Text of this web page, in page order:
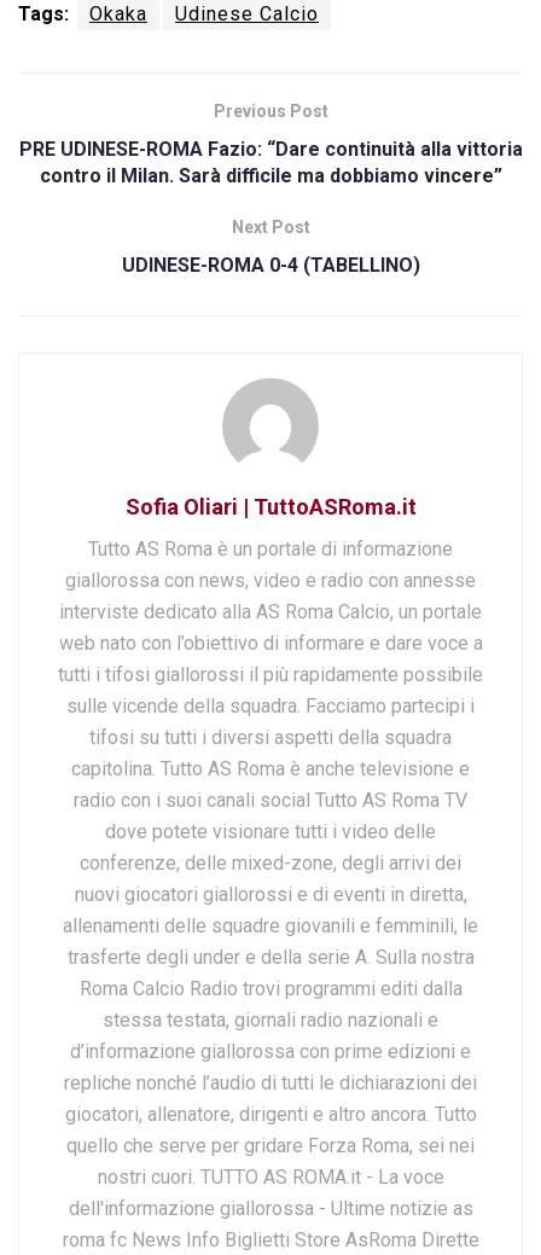
Tags: Okaka Udinese Calcio
Previous Post
PRE UDINESE-ROMA Fazio: “Dare continuità alla vittoria
contro il Milan. Sarà difficile ma dobbiamo vincere”
Next Post
UDINESE-ROMA 0-4 (TABELLINO)
Sofia Oliari | TuttoASRoma.it
Tutto AS Roma è un portale di informazione
giallorossa con news, video e radio con annesse
interviste dedicato alla AS Roma Calcio, un portale
web nato con l’obiettivo di informare e dare voce a
tutti i tifosi giallorossi il più rapidamente possibile
sulle vicende della squadra. Facciamo partecipi i
tifosi su tutti i diversi aspetti della squadra
capitolina. Tutto AS Roma è anche televisione e
radio con i suoi canali social Tutto AS Roma TV
dove potete visionare tutti i video delle
conferenze, delle mixed-zone, degli arrivi dei
nuovi giocatori giallorossi e di eventi in diretta,
allenamenti delle squadre giovanili e femminili, le
trasferte degli under e della serie A. Sulla nostra
Roma Calcio Radio trovi programmi editi dalla
stessa testata, giornali radio nazionali e
d’informazione giallorossa con prime edizioni e
repliche nonché l’audio di tutti le dichiarazioni dei
giocatori, allenatore, dirigenti e altro ancora. Tutto
quello che serve per gridare Forza Roma, sei nei
nostri cuori. TUTTO AS ROMA.it - La voce
dell'informazione giallorossa - Ultime notizie as
roma fc News Info Biglietti Store AsRoma Dirette